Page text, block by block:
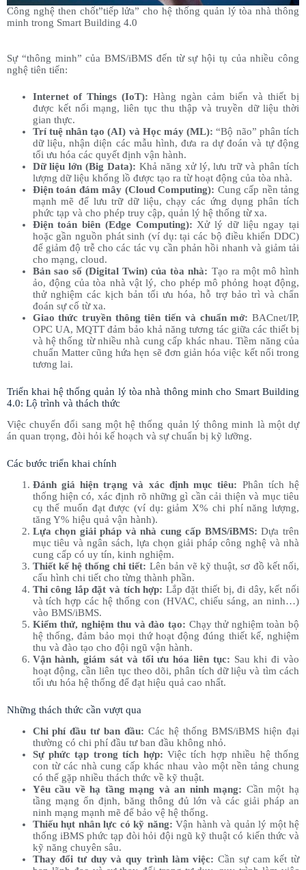
Công nghệ then chốt”tiếp lửa” cho hệ thống quản lý tòa nhà thông
minh trong Smart Building 4.0
Sự “thông minh” của BMS/iBMS đến từ sự hội tụ của nhiều công
nghệ tiên tiến:
Internet of Things (IoT): Hàng ngàn cảm biến và thiết bị
được kết nối mạng, liên tục thu thập và truyền dữ liệu thời
gian thực.
Trí tuệ nhân tạo (AI) và Học máy (ML): “Bộ não” phân tích
dữ liệu, nhận diện các mẫu hình, đưa ra dự đoán và tự động
tối ưu hóa các quyết định vận hành.
Dữ liệu lớn (Big Data): Khả năng xử lý, lưu trữ và phân tích
lượng dữ liệu khổng lồ được tạo ra từ hoạt động của tòa nhà.
Điện toán đám mây (Cloud Computing): Cung cấp nền tảng
mạnh mẽ để lưu trữ dữ liệu, chạy các ứng dụng phân tích
phức tạp và cho phép truy cập, quản lý hệ thống từ xa.
Điện toán biên (Edge Computing): Xử lý dữ liệu ngay tại
hoặc gần nguồn phát sinh (ví dụ: tại các bộ điều khiển DDC)
để giảm độ trễ cho các tác vụ cần phản hồi nhanh và giảm tải
cho mạng, cloud.
Bản sao số (Digital Twin) của tòa nhà: Tạo ra một mô hình
ảo, động của tòa nhà vật lý, cho phép mô phỏng hoạt động,
thử nghiệm các kịch bản tối ưu hóa, hỗ trợ bảo trì và chẩn
đoán sự cố từ xa.
Giao thức truyền thông tiên tiến và chuẩn mở: BACnet/IP,
OPC UA, MQTT đảm bảo khả năng tương tác giữa các thiết bị
và hệ thống từ nhiều nhà cung cấp khác nhau. Tiềm năng của
chuẩn Matter cũng hứa hẹn sẽ đơn giản hóa việc kết nối trong
tương lai.
Triển khai hệ thống quản lý tòa nhà thông minh cho Smart Building
4.0: Lộ trình và thách thức
Việc chuyển đổi sang một hệ thống quản lý thông minh là một dự
án quan trọng, đòi hỏi kế hoạch và sự chuẩn bị kỹ lưỡng.
Các bước triển khai chính
Đánh giá hiện trạng và xác định mục tiêu: Phân tích hệ
thống hiện có, xác định rõ những gì cần cải thiện và mục tiêu
cụ thể muốn đạt được (ví dụ: giảm X% chi phí năng lượng,
tăng Y% hiệu quả vận hành).
Lựa chọn giải pháp và nhà cung cấp BMS/iBMS: Dựa trên
mục tiêu và ngân sách, lựa chọn giải pháp công nghệ và nhà
cung cấp có uy tín, kinh nghiệm.
Thiết kế hệ thống chi tiết: Lên bản vẽ kỹ thuật, sơ đồ kết nối,
cấu hình chi tiết cho từng thành phần.
Thi công lắp đặt và tích hợp: Lắp đặt thiết bị, đi dây, kết nối
và tích hợp các hệ thống con (HVAC, chiếu sáng, an ninh…)
vào BMS/iBMS.
Kiểm thử, nghiệm thu và đào tạo: Chạy thử nghiệm toàn bộ
hệ thống, đảm bảo mọi thứ hoạt động đúng thiết kế, nghiệm
thu và đào tạo cho đội ngũ vận hành.
Vận hành, giám sát và tối ưu hóa liên tục: Sau khi đi vào
hoạt động, cần liên tục theo dõi, phân tích dữ liệu và tìm cách
tối ưu hóa hệ thống để đạt hiệu quả cao nhất.
Những thách thức cần vượt qua
Chi phí đầu tư ban đầu: Các hệ thống BMS/iBMS hiện đại
thường có chi phí đầu tư ban đầu không nhỏ.
Sự phức tạp trong tích hợp: Việc tích hợp nhiều hệ thống
con từ các nhà cung cấp khác nhau vào một nền tảng chung
có thể gặp nhiều thách thức về kỹ thuật.
Yêu cầu về hạ tầng mạng và an ninh mạng: Cần một hạ
tầng mạng ổn định, băng thông đủ lớn và các giải pháp an
ninh mạng mạnh mẽ để bảo vệ hệ thống.
Thiếu hụt nhân lực có kỹ năng: Vận hành và quản lý một hệ
thống iBMS phức tạp đòi hỏi đội ngũ kỹ thuật có kiến thức và
kỹ năng chuyên sâu.
Thay đổi tư duy và quy trình làm việc: Cần sự cam kết từ